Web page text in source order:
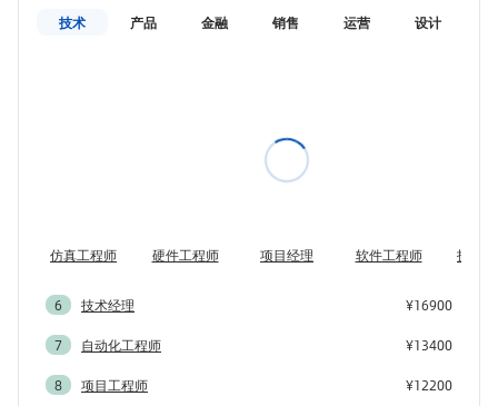
技术
产品 金融 销售 运营 设计
仿真工程师 硬件工程师 项目经理 软件工程师 技术
6 技术经理
¥16900
7
自动化工程师
¥13400
8
项目工程师
¥12200